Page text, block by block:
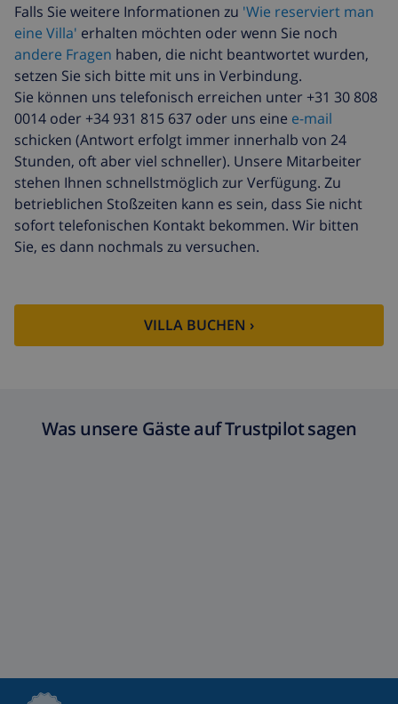
Falls Sie weitere Informationen zu 'Wie reserviert man
eine Villa' erhalten möchten oder wenn Sie noch
andere Fragen haben, die nicht beantwortet wurden,
setzen Sie sich bitte mit uns in Verbindung.
Sie können uns telefonisch erreichen unter +31 30 808
0014 oder +34 931 815 637 oder uns eine e-mail
schicken (Antwort erfolgt immer innerhalb von 24
Stunden, oft aber viel schneller). Unsere Mitarbeiter
stehen Ihnen schnellstmöglich zur Verfügung. Zu
betrieblichen Stoßzeiten kann es sein, dass Sie nicht
sofort telefonischen Kontakt bekommen. Wir bitten
Sie, es dann nochmals zu versuchen.
VILLA BUCHEN ›
Was unsere Gäste auf Trustpilot sagen